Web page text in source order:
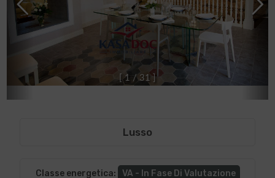
[ 1 / 3 1 ]
Lusso
Classe energetica: VA - In Fase Di Valutazione